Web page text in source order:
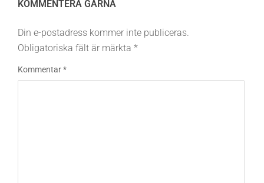
KOMMENTERA GÄRNA
Din e-postadress kommer inte publiceras.
Obligatoriska fält är märkta *
Kommentar*